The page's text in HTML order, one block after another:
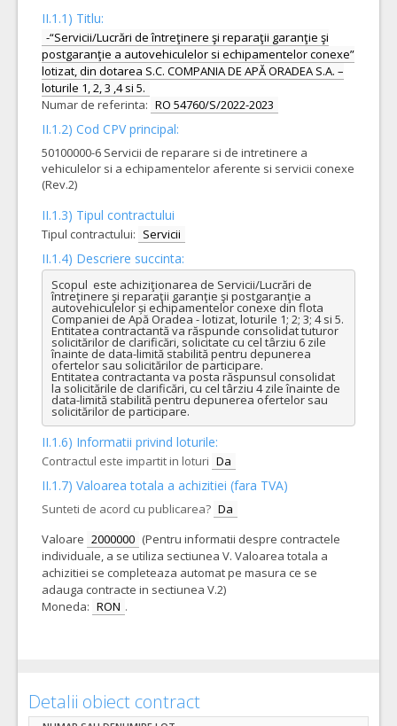
II.1.1) Titlu:
-“Servicii/Lucrări de întreţinere şi reparaţii garanţie şi
postgaranţie a autovehiculelor si echipamentelor conexe”
lotizat, din dotarea S.C. COMPANIA DE APĂ ORADEA S.A. –
loturile 1, 2, 3 ,4 si 5.
Numar de referinta: RO 54760/S/2022-2023
II.1.2) Cod CPV principal:
50100000-6 Servicii de reparare si de intretinere a
vehiculelor si a echipamentelor aferente si servicii conexe
(Rev.2)
II.1.3) Tipul contractului
Tipul contractului: Servicii
II.1.4) Descriere succinta:
Scopul  este achiziţionarea de Servicii/Lucrări de
întreţinere şi reparaţii garanţie şi postgaranţie a
autovehiculelor și echipamentelor conexe din flota
Companiei de Apă Oradea - lotizat, loturile 1; 2; 3; 4 si 5.
Entitatea contractantă va răspunde consolidat tuturor
solicitărilor de clarificări, solicitate cu cel târziu 6 zile
înainte de data-limită stabilită pentru depunerea
ofertelor sau solicitărilor de participare.
Entitatea contractanta va posta răspunsul consolidat
la solicitările de clarificări, cu cel târziu 4 zile înainte de
data-limită stabilită pentru depunerea ofertelor sau
solicitărilor de participare.
II.1.6) Informatii privind loturile:
Contractul este impartit in loturi Da
II.1.7) Valoarea totala a achizitiei (fara TVA)
Sunteti de acord cu publicarea? Da
Valoare 2000000 (Pentru informatii despre contractele
individuale, a se utiliza sectiunea V. Valoarea totala a
achizitiei se completeaza automat pe masura ce se
adauga contracte in sectiunea V.2)
Moneda: RON .
Detalii obiect contract